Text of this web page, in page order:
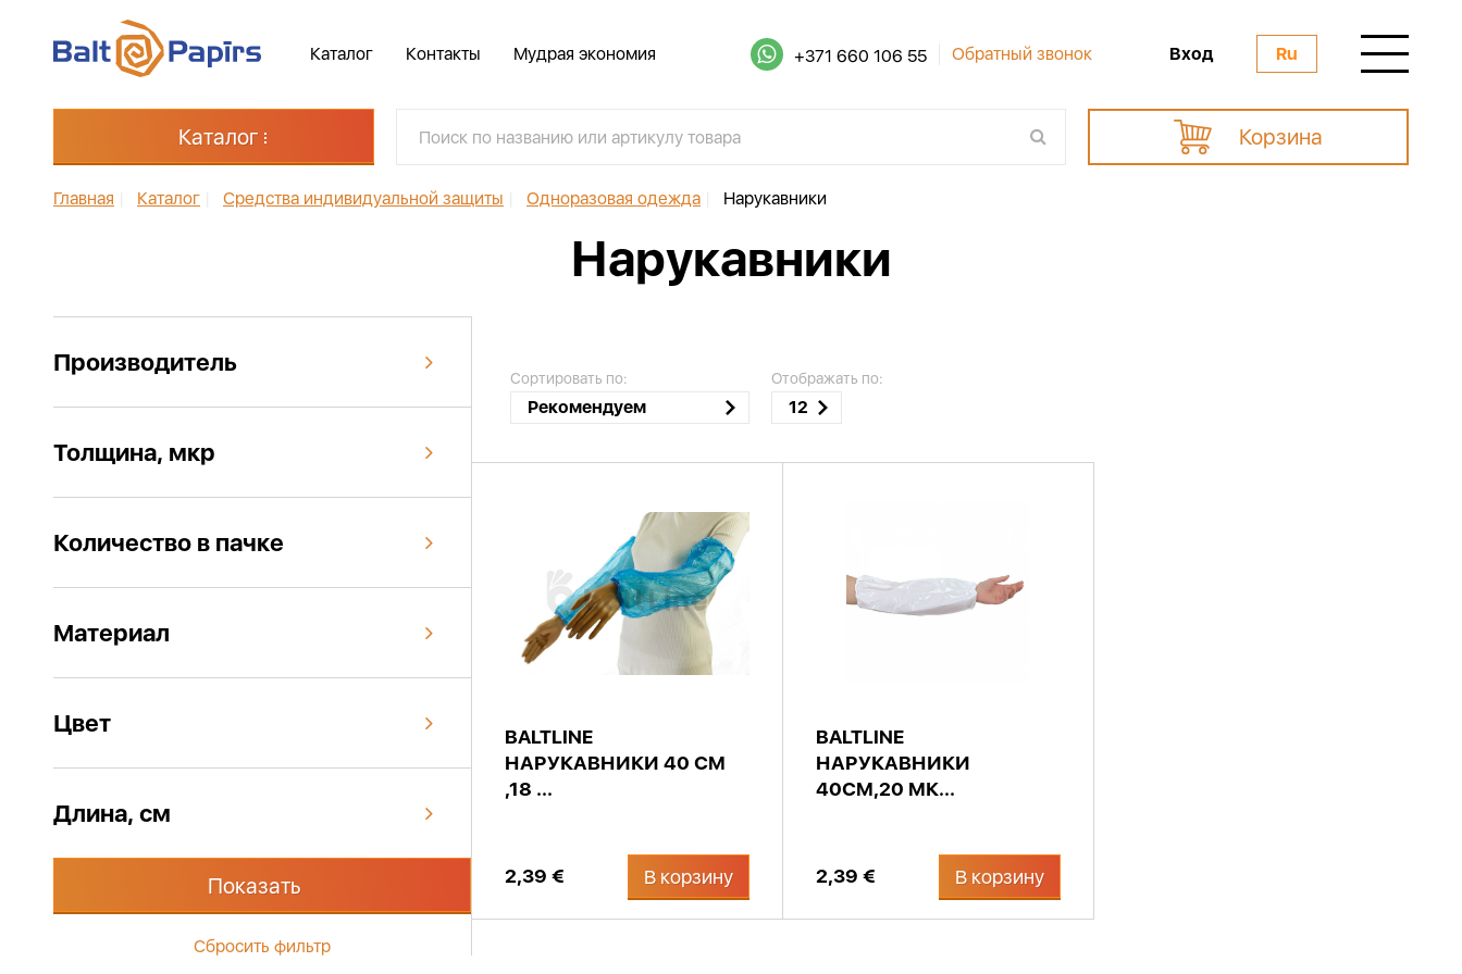
Каталог Контакты Мудрая экономия +371 660 106 55 Обратный звонок Вход Ru
Каталог Корзина
Главная Каталог Средства индивидуальной защиты Одноразовая одежда Нарукавники
Нарукавники
Производитель
Толщина, мкр
Количество в пачке
Материал
Цвет
Длина, см
Показать
Сбросить фильтр
Сортировать по:
Рекомендуем
Отображать по:
12
BALTLINE
НАРУКАВНИКИ 40 СМ
,18 ...
2,39 € В корзину
BALTLINE
НАРУКАВНИКИ
40СМ,20 МК...
2,39 € В корзину